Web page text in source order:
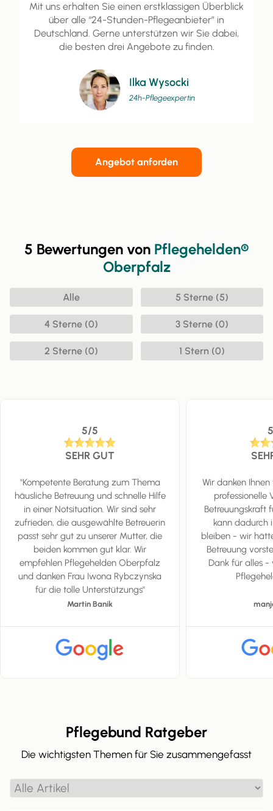
5 Bewertungen von Pflegehelden®
Oberpfalz
Alle 5 Sterne (5)
4 Sterne (0) 3 Sterne (0)
2 Sterne (0) 1 Stern (0)
5/5
SEHR GUT
"Kompetente Beratung zum Thema
häusliche Betreuung und schnelle Hilfe
in einer Notsituation. Wir sind sehr
zufrieden, die ausgewählte Betreuerin
passt sehr gut zu unserer Mutter, die
beiden kommen gut klar. Wir
empfehlen Pflegehelden Oberpfalz
und danken Frau Iwona Rybczynska
für die tolle Unterstützungs"
Martin Banik
Wir danken
professionelle
Betreuungskraft
kann dadurch
bleiben - wir
Betreuung
Dank für alles
Pflegebund Ratgeber
Die wichtigsten Themen für Sie zusammengefasst
Mit uns erhalten Sie einen erstklassigen Überblick
über alle “24-Stunden-Pflegeanbieter” in
Deutschland. Gerne unterstützen wir Sie dabei,
die besten drei Angebote zu finden.
Ilka Wysocki
24h-Pflegeexpertin
Angebot anforden